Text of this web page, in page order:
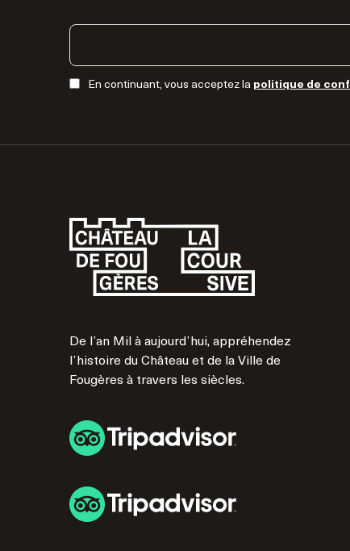
En continuant, vous acceptez la politique de
De l’an Mil à aujourd’hui, appréhendez
l’histoire du Château et de la Ville de
Fougères à travers les siècles.